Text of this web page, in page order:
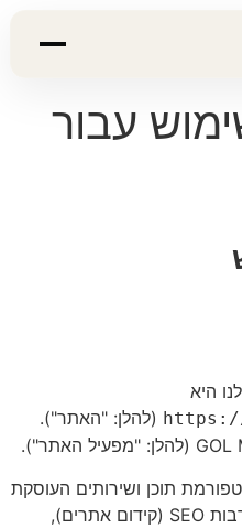
עבור
היא
https:// (להלן: "האתר").
תוכן ושירותים העוסקת
בתחום השיווק הדיגיטלי, לרבות SEO (קידום אתרים),